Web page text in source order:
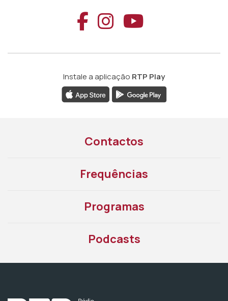
Aceder ao
Aceder ao
Aceder
Instale a aplicação RTP Play
Contactos
Frequências
Programas
Podcasts